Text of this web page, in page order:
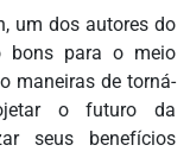
um dos autores do
bons para o meio
maneiras de torná-
o futuro da
seus benefícios